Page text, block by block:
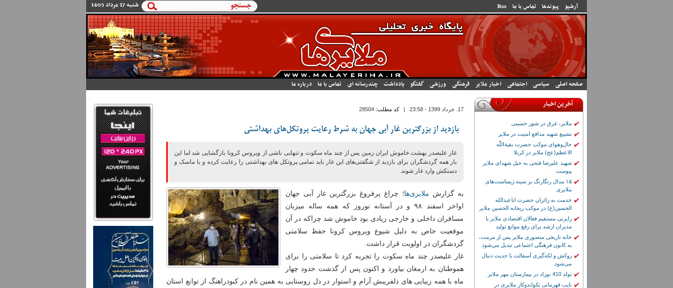
آرشیو پیوندها تماس با ما Rss شنبه 17 مرداد 1405 فرم جستجو
جستجو
صفحه اصلی سیاسی اجتماعی اخبار ملایر فرهنگی ورزشی گفتگو یادداشت چندرسانه ای تماس با ما درباره ما
17. خرداد 1399 - 23:58 |کد مطلب:28504
بازدید از بزرگترین غار آبی جهان به شرط رعایت پروتکل‌های بهداشتی
غار علیصدر بهشت خاموش ایران زمین پس از چند ماه سکوت و تنهایی ناشی از ویروس کرونا بازگشایی شد اما این
بار همه گردشگران برای بازدید از شگفتی‌های این غار باید تمامی پروتکل های بهداشتی را رعایت کرده و با ماسک و
دستکش وارد غار شوند.
به گزارش ملایری‌ها؛ چراغ پرفروغ بزرگترین غار آبی جهان
اواخر اسفند ۹۸ و در آستانه نوروز که همه ساله میزبان
مسافران داخلی و خارجی زیادی بود خاموش شد چراکه در آن
موقعیت خاص به دلیل شیوع ویروس کرونا حفظ سلامتی
گردشگران در اولویت قرار داشت.
غار علیصدر چند ماه سکوت را تجربه کرد تا سلامتی را برای
هموطنان به ارمغان بیاورد و اکنون پس از گذشت حدود چهار
ماه با همه زیبایی های دلفریبش آرام و استوار در دل روستایی به همین نام در کبودراهنگ از توابع استان
آخرین اخبار
ملایر، غرق در شور حسینی
تشییع شهید مدافع امنیت در ملایر
حال‌وهوای موکب حضرت بقیة‌اللّٰه
الاعظم(عج) ملایر در کربلا
شهید علیرضا فتحی به خیل شهدای ملایر
پیوست
۱۵ مدال رنگارنگ بر سینه ژیمناست‌های
ملایری
خدمت به زائران حضرت اباعبدالله
الحسین(ع) در موکب ریحانه الحسین ملایر
رایزنی مستقیم فعالان اقتصادی ملایر با
مدیران ارشد برای رفع موانع تولید
خانه تاریخی منصوری ملایر پس از مرمت،
به کانون فرهنگی اجتماعی تبدیل می‌شود
روکش و لکه‌گیری آسفالت با جدیت دنبال
می‌شود
تولد 410 نوزاد در بیمارستان مهر ملایر
نایب قهرمانی تکواندوکار ملایری در